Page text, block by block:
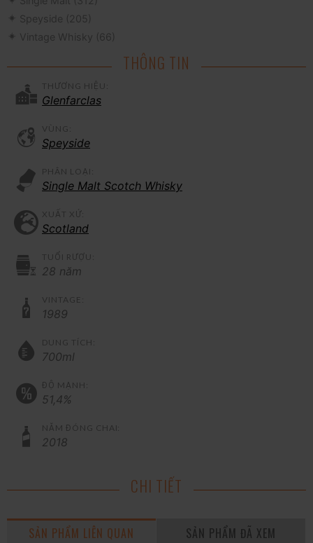
Speyside (205)
Vintage Whisky (66)
THÔNG TIN
THƯƠNG HIỆU:
Glenfarclas
VÙNG:
Speyside
PHÂN LOẠI:
Single Malt Scotch Whisky
XUẤT XỨ:
Scotland
TUỔI RƯỢU:
28 năm
VINTAGE:
1989
DUNG TÍCH:
700ml
ĐỘ MẠNH:
51,4%
NĂM ĐÓNG CHAI:
2018
CHI TIẾT
SẢN PHẨM LIÊN QUAN SẢN PHẨM ĐÃ XEM